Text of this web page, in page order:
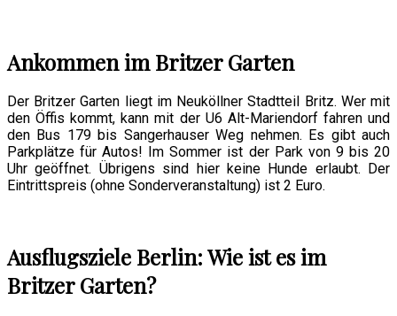
Ankommen im Britzer Garten
Der Britzer Garten liegt im Neuköllner Stadtteil Britz. Wer mit
den Öffis kommt, kann mit der U6 Alt-Mariendorf fahren und
den Bus 179 bis Sangerhauser Weg nehmen. Es gibt auch
Parkplätze für Autos! Im Sommer ist der Park von 9 bis 20
Uhr geöffnet. Übrigens sind hier keine Hunde erlaubt. Der
Eintrittspreis (ohne Sonderveranstaltung) ist 2 Euro.
Ausflugsziele Berlin: Wie ist es im
Britzer Garten?